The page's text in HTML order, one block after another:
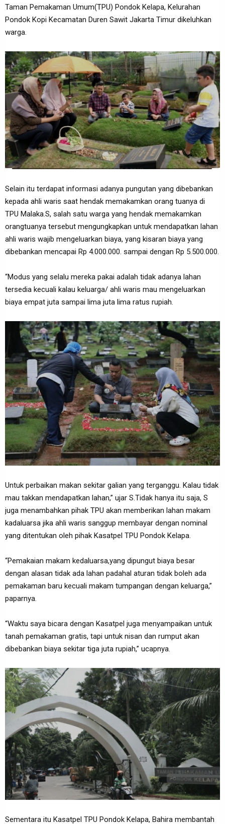
Taman Pemakaman Umum(TPU) Pondok Kelapa, Kelurahan
Pondok Kopi Kecamatan Duren Sawit Jakarta Timur dikeluhkan
warga.
Selain itu terdapat informasi adanya pungutan yang dibebankan
kepada ahli waris saat hendak memakamkan orang tuanya di
TPU Malaka.S, salah satu warga yang hendak memakamkan
orangtuanya tersebut mengungkapkan untuk mendapatkan lahan
ahli waris wajib mengeluarkan biaya, yang kisaran biaya yang
dibebankan mencapai Rp 4.000.000. sampai dengan Rp 5.500.000.
“Modus yang selalu mereka pakai adalah tidak adanya lahan
tersedia kecuali kalau keluarga/ ahli waris mau mengeluarkan
biaya empat juta sampai lima juta lima ratus rupiah.
Untuk perbaikan makan sekitar galian yang terganggu. Kalau tidak
mau takkan mendapatkan lahan,” ujar S.Tidak hanya itu saja, S
juga menambahkan pihak TPU akan memberikan lahan makam
kadaluarsa jika ahli waris sanggup membayar dengan nominal
yang ditentukan oleh pihak Kasatpel TPU Pondok Kelapa.
“Pemakaian makam kedaluarsa,yang dipungut biaya besar
dengan alasan tidak ada lahan padahal aturan tidak boleh ada
pemakaman baru kecuali makam tumpangan dengan keluarga,”
paparnya.
“Waktu saya bicara dengan Kasatpel juga menyampaikan untuk
tanah pemakaman gratis, tapi untuk nisan dan rumput akan
dibebankan biaya sekitar tiga juta rupiah,” ucapnya.
Sementara itu Kasatpel TPU Pondok Kelapa, Bahira membantah